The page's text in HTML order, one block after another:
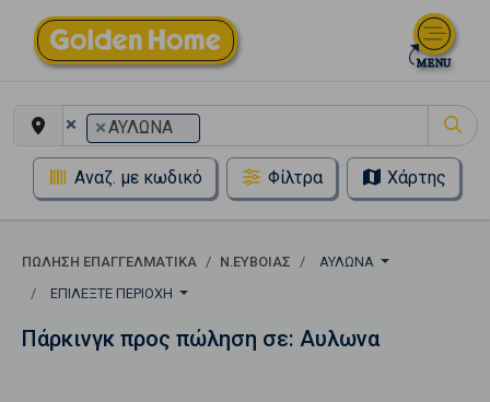
× ×ΑΥΛΩΝΑ
Αναζ. με κωδικό Φίλτρα Χάρτης
ΠΏΛΗΣΗ ΕΠΑΓΓΕΛΜΑΤΙΚΆ Ν.ΕΥΒΟΙΑΣ
ΑΥΛΩΝΑ
ΕΠΙΛΈΞΤΕ ΠΕΡΙΟΧΉ
Πάρκινγκ προς πώληση σε: Αυλωνα